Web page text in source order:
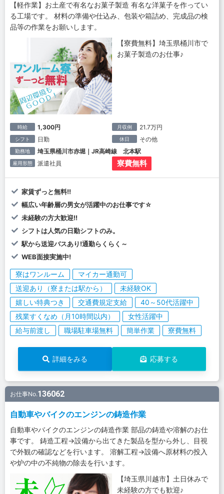
【軽作業】お土産で有名なお菓子製造 有名な洋菓子を作ってい
る工場です。 材料の準備や仕込み、包装や箱詰め、完成品の検
品等の作業をお願いします。
【寮費無料】埼玉県桶川市で
お菓子製造のお仕事♪
時給 1,300円 月収例 21.7万円
シフト 日勤 休日 その他
勤務地 埼玉県桶川市赤堀｜JR高崎線 北本駅
雇用形態 派遣社員 寮費無料
家賃ずっと無料!!
幅広い年齢層の男女が活躍中のお仕事です☆
未経験の方大歓迎!!
シフトは人気の日勤シフトのみ。
駅から送迎バスあり!通勤らくらく～
WEB面接実施中!
寮はワンルーム
マイカー通勤可
送迎あり（寮または駅から）
未経験OK
嬉しい特典つき
交通費規定支給
40～50代活躍中
残業すくなめ（月10時間以内）
女性活躍中
給与前渡し
職場駐車場無料 簡単作業 寮費無料
詳細をみる 応募する
お仕事No.136062
自動車やバイクのエンジンの鋳造作業
自動車やバイクのエンジンの鋳造作業 部品の鋳造や溶解のお仕
事です。 鋳造工程→設備から出てきた製品を型から外し、目視
で外観の確認などを行います。 溶解工程→設備へ原材料の投入
や炉の中の不純物の除去を行います。
【埼玉県川越市】土日休みで
未経験の方でも歓迎♪